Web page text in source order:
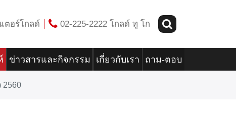
ตอร์โกลด์ 02-225-2222 โกลด์ ทู โก
ข่าวสารและกิจกรรม เกี่ยวกับเรา ถาม-ตอบ
2560